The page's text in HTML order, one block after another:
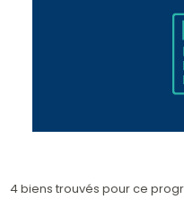
4 biens trouvés pour ce